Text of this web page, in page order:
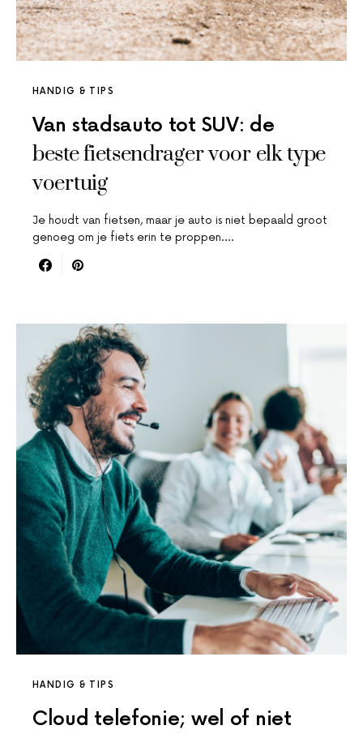
HANDIG & TIPS
Van stadsauto tot SUV: de
beste fietsendrager voor elk type
voertuig
Je houdt van fietsen, maar je auto is niet bepaald groot
genoeg om je fiets erin te proppen.…
HANDIG & TIPS
Cloud telefonie; wel of niet